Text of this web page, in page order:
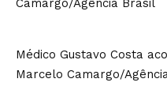
Médico Gustavo Costa
Marcelo Camargo/